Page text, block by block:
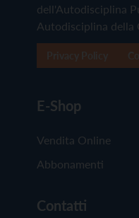
dell'Autodisciplina
Autodisciplina della
E-Shop
Vendita Online
Abbonamenti
Contatti